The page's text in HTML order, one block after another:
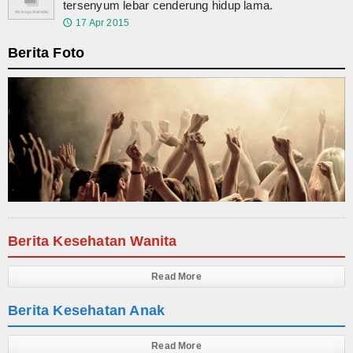
Kesehatan Wanita
Kesehatan Anak
Kesehatan Lansia
Herbal & Obat Alami
Tanaman Herbal
Ramuan Tradisional
Jamu & Resep Alami
tersenyum lebar cenderung hidup lama.
🕔 17 Apr 2015
Berita Foto
Berita Kesehatan Wanita
Read More
Berita Kesehatan Anak
Read More